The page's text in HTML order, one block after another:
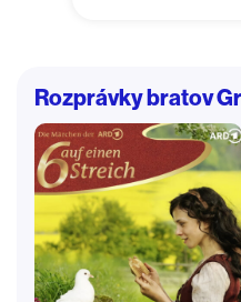
Rozprávky bratov